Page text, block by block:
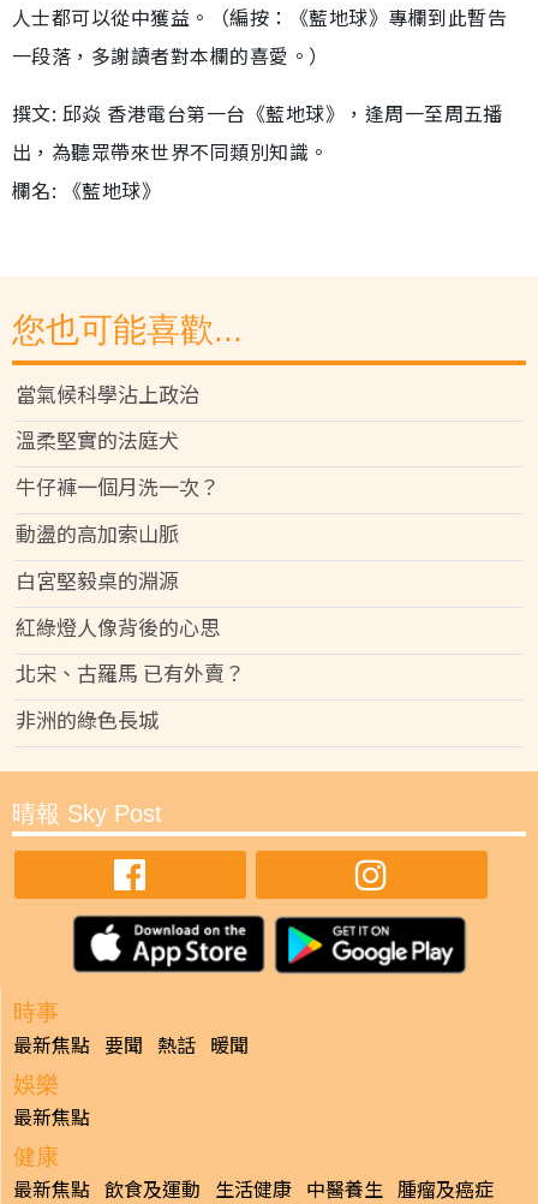
人士都可以從中獲益。（編按：《藍地球》專欄到此暫告
一段落，多謝讀者對本欄的喜愛。）
撰文: 邱焱 香港電台第一台《藍地球》，逢周一至周五播
出，為聽眾帶來世界不同類別知識。
欄名: 《藍地球》
您也可能喜歡...
當氣候科學沾上政治
溫柔堅實的法庭犬
牛仔褲一個月洗一次？
動盪的高加索山脈
白宮堅毅桌的淵源
紅綠燈人像背後的心思
北宋、古羅馬 已有外賣？
非洲的綠色長城
晴報 Sky Post
時事
最新焦點 要聞 熱話 暖聞
娛樂
最新焦點
健康
最新焦點 飲食及運動 生活健康 中醫養生 腫瘤及癌症